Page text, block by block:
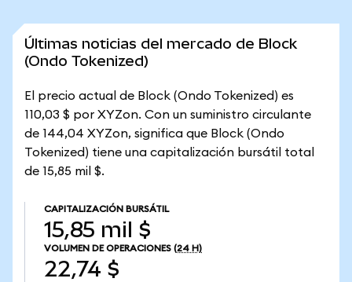
Últimas noticias del mercado de Block
(Ondo Tokenized)
El precio actual de Block (Ondo Tokenized) es
110,03 $ por XYZon. Con un suministro circulante
de 144,04 XYZon, significa que Block (Ondo
Tokenized) tiene una capitalización bursátil total
de 15,85 mil $.
CAPITALIZACIÓN BURSÁTIL
15,85 mil $
VOLUMEN DE OPERACIONES (24 H)
22,74 $